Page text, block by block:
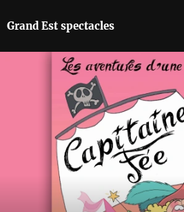
Grand Est spectacles